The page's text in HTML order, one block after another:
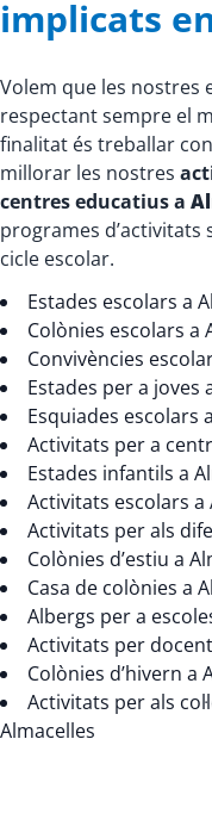
implicats
Volem que les nostres
respectant sempre el
finalitat és treballar
millorar les nostres
centres educatius a
programes d’activitats
cicle escolar.
Estades escolars a
Colònies escolars a
Convivències
Estades per a joves
Esquiades escolars
Activitats per a
Estades infantils a
Activitats escolars a
Activitats per als
Colònies d’estiu a
Casa de colònies a
Albergs per a
Activitats per
Colònies d’hivern a
Activitats per als
Almacelles